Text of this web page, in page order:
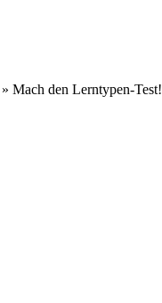
Mach den Lerntypen-Test!